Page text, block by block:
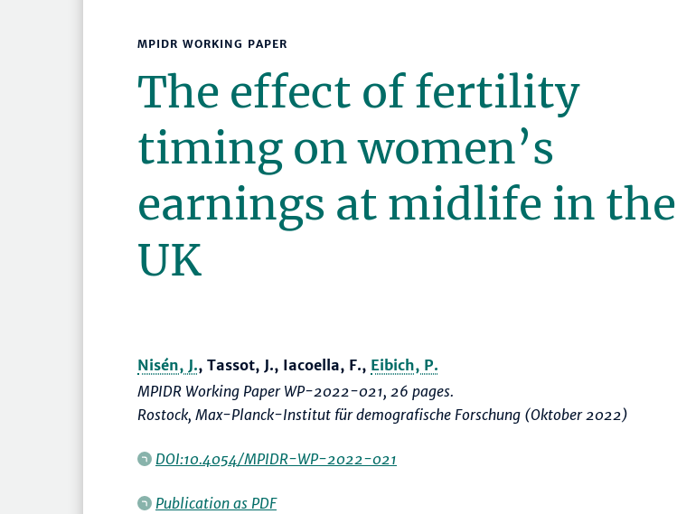
MPIDR WORKING PAPER
The effect of fertility
timing on women’s
earnings at midlife in the
UK
Nisén, J., Tassot, J., Iacoella, F., Eibich, P.
MPIDR Working Paper WP-2022-021, 26 pages.
Rostock, Max-Planck-Institut für demografische Forschung (Oktober 2022)
DOI:10.4054/MPIDR-WP-2022-021
Publication as PDF